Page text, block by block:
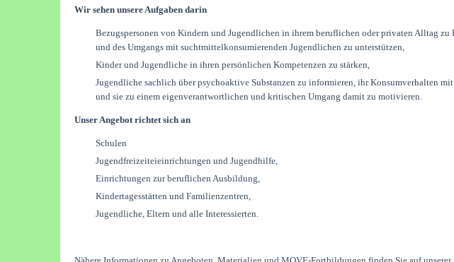
Wir sehen unsere Aufgaben darin
Bezugspersonen von Kindern und Jugendlichen in ihrem beruflichen oder privaten Alltag zu
und des Umgangs mit suchtmittelkonsumierenden Jugendlichen zu unterstützen,
Kinder und Jugendliche in ihren persönlichen Kompetenzen zu stärken,
Jugendliche sachlich über psychoaktive Substanzen zu informieren, ihr Konsumverhalten
und sie zu einem eigenverantwortlichen und kritischen Umgang damit zu motivieren.
Unser Angebot richtet sich an
Schulen
Jugendfreizeiteieinrichtungen und Jugendhilfe,
Einrichtungen zur beruflichen Ausbildung,
Kindertagesstätten und Familienzentren,
Jugendliche, Eltern und alle Interessierten.
Nähere Informationen zu Angeboten, Materialien und MOVE-Fortbildungen finden Sie auf unserer